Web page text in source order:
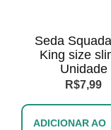
Seda
King size
Unidade
R$7,99
ADICIONAR AO